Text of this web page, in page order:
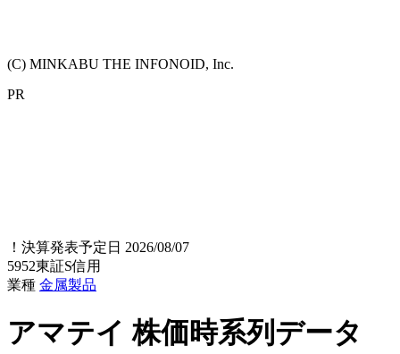
(C) MINKABU THE INFONOID, Inc.
PR
！ 決算発表予定日 2026/08/07
5952東証S信用
業種 金属製品
アマテイ株価時系列データ